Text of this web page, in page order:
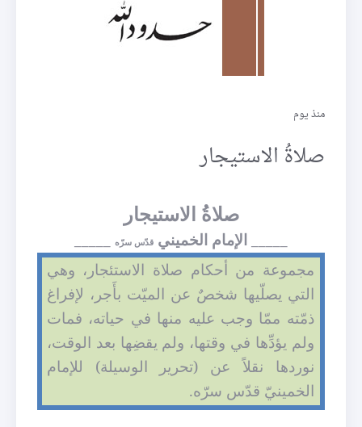
منذ يوم
صلاةُ الاستيجار
صلاةُ الاستيجار
_____ الإمام الخميني قدّس سرّه
مجموعة من أحكام صلاة الاستئجار، وهي
التي يصلّيها شخصٌ عن الميّت بأَجر، لإفراغ
ذمّته ممّا وجب عليه منها في حياته، فمات
ولم يؤدِّها في وقتها، ولم يقضِها بعد الوقت،
نوردها نقلاً عن (تحرير الوسيلة) للإمام
الخمينيّ قدّس سرّه.